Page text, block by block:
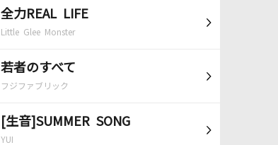
全力REAL LIFE
Little Glee Monster
若者のすべて
フジファブリック
[生音]SUMMER SONG
YUI